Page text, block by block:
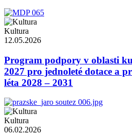
Kultura
12.05.2026
Program podpory v oblasti
2027 pro jednoleté dotace a
léta 2028 – 2031
Kultura
06.02.2026